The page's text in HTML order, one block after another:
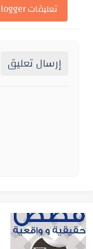
تعليقات Blogger
إرسال تعليق